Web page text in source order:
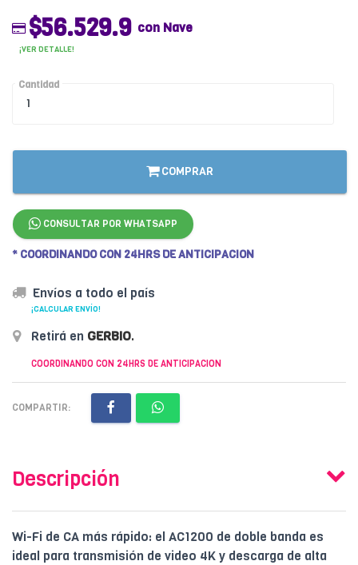
$56.529.9 con Nave
¡VER DETALLE!
Cantidad
COMPRAR
CONSULTAR POR WHATSAPP
* COORDINANDO CON 24HRS DE ANTICIPACION
Envíos a todo el país
¡CALCULAR ENVÍO!
Retirá en GERBIO.
COORDINANDO CON 24HRS DE ANTICIPACION
COMPARTIR:
Descripción
Wi-Fi de CA más rápido: el AC1200 de doble banda es
ideal para transmisión de video 4K y descarga de alta